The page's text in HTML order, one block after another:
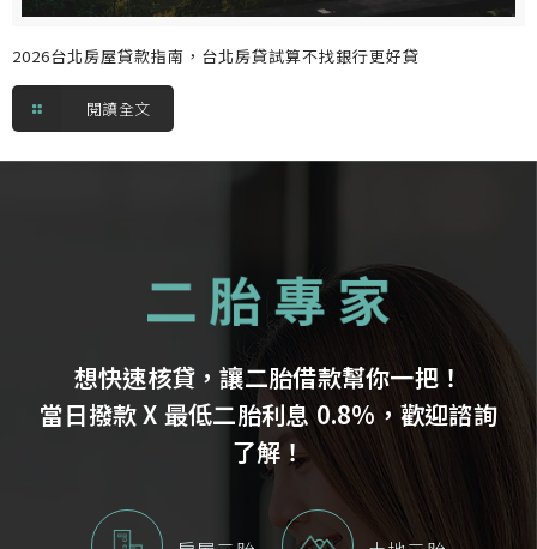
2026台北房屋貸款指南，台北房貸試算不找銀行更好貸
閱讀全文
想快速核貸，讓二胎借款幫你一把！
當日撥款 X 最低二胎利息 0.8%，歡迎諮詢
了解！